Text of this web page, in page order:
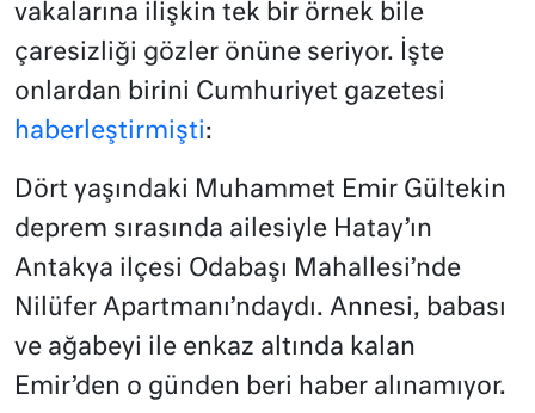
vakalarına ilişkin tek bir örnek bile
çaresizliği gözler önüne seriyor. İşte
onlardan birini Cumhuriyet gazetesi
haberleştirmişti:
Dört yaşındaki Muhammet Emir Gültekin
deprem sırasında ailesiyle Hatay’ın
Antakya ilçesi Odabaşı Mahallesi’nde
Nilüfer Apartmanı’ndaydı. Annesi, babası
ve ağabeyi ile enkaz altında kalan
Emir’den o günden beri haber alınamıyor.